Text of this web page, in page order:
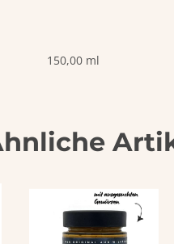
150,00 ml